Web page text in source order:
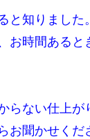
と知りまし
お時間あると
らない仕上が
聞かせくだ